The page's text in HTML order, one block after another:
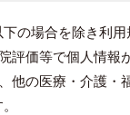
の場合を除き利
評価等で個人情報
他の医療・介護・